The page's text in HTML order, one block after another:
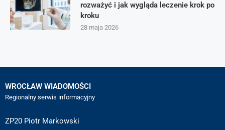
rozważyć i jak wygląda leczenie krok po
kroku
28 maja 2026
WROCŁAW WIADOMOŚCI
Regionalny serwis informacyjny
ZP20 Piotr Markowski